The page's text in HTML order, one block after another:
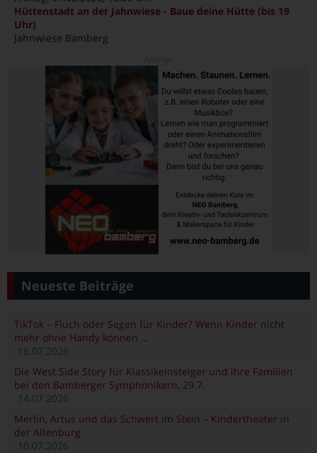
Hüttenstadt an der Jahnwiese - Baue deine Hütte (bis 19
Uhr)
Jahnwiese Bamberg
Neueste Beiträge
TikTok – Fluch oder Segen für Kinder? Wenn Kinder nicht
mehr ohne Handy können …
18.07.2026
Die West Side Story für Klassikeinsteiger und ihre Familien
bei den Bamberger Symphonikern, 29.7.
14.07.2026
Merlin, Artus und das Schwert im Stein – Kindertheater in
der Altenburg
10.07.2026